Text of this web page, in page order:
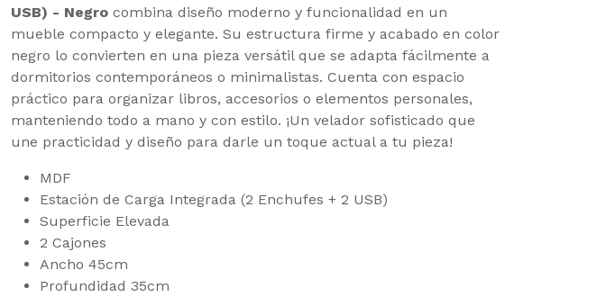
USB) - Negro combina diseño moderno y funcionalidad en un
mueble compacto y elegante. Su estructura firme y acabado en color
negro lo convierten en una pieza versátil que se adapta fácilmente a
dormitorios contemporáneos o minimalistas. Cuenta con espacio
práctico para organizar libros, accesorios o elementos personales,
manteniendo todo a mano y con estilo. ¡Un velador sofisticado que
une practicidad y diseño para darle un toque actual a tu pieza!
MDF
Estación de Carga Integrada (2 Enchufes + 2 USB)
Superficie Elevada
2 Cajones
Ancho 45cm
Profundidad 35cm